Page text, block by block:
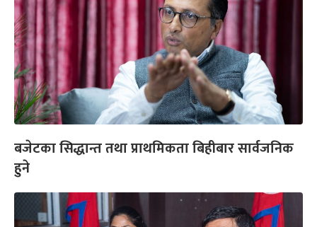
बजेटका सिद्धान्त तथा प्राथमिकता बिहीबार सार्वजनिक
हुने